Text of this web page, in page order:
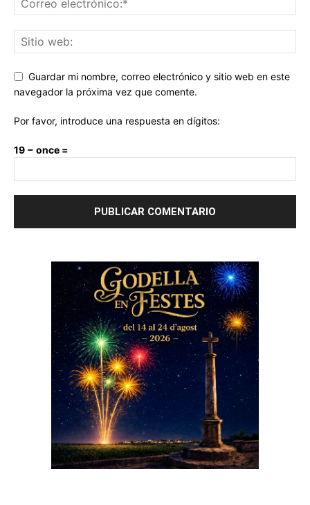
Guardar mi nombre, correo electrónico y sitio web en este
navegador la próxima vez que comente.
Por favor, introduce una respuesta en dígitos:
19 − once =